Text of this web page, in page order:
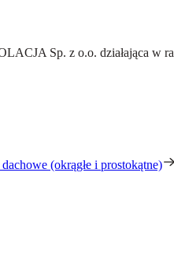
Sp. z o.o. działająca w
(okrągłe i prostokątne)